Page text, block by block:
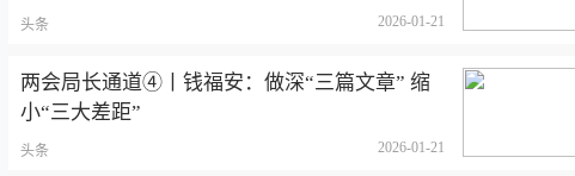
头条 2026-01-21
两会局长通道④丨钱福安：做深“三篇文章” 缩
小“三大差距”
头条 2026-01-21